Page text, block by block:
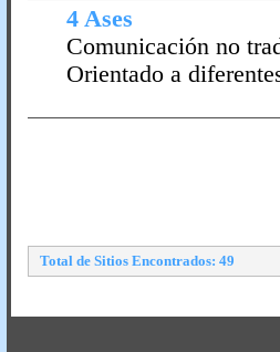
4 Ases
Comunicación no
Orientado a
Total de Sitios Encontrados: 49